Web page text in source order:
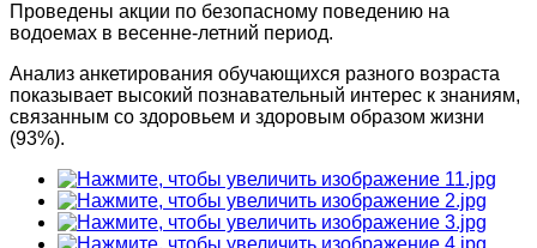
Проведены акции по безопасному поведению на
водоемах в весенне-летний период.
Анализ анкетирования обучающихся разного возраста
показывает высокий познавательный интерес к знаниям,
связанным со здоровьем и здоровым образом жизни
(93%).